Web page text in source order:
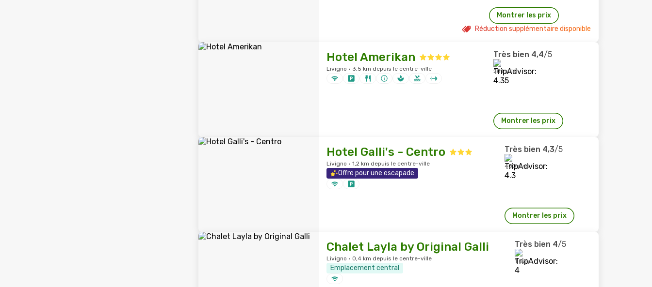
Montrer les prix
Réduction supplémentaire disponible
Hotel Amerikan
Livigno · 3,5 km depuis le centre-ville
Très bien 4,4/5
281 avis
Montrer les prix
Hotel Galli's - Centro
Livigno · 1,2 km depuis le centre-ville
Offre pour une escapade
Très bien 4,3/5
400 avis
Montrer les prix
Chalet Layla by Original Galli
Livigno · 0,4 km depuis le centre-ville
Emplacement central
Très bien 4/5
1 avis